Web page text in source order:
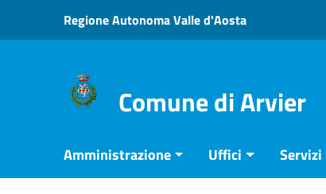
Vai ai contenuti
Vai al menu di navigazione
Regione Autonoma Valle d'Aosta
Comune di Arvier
Amministrazione Uffici Servizi